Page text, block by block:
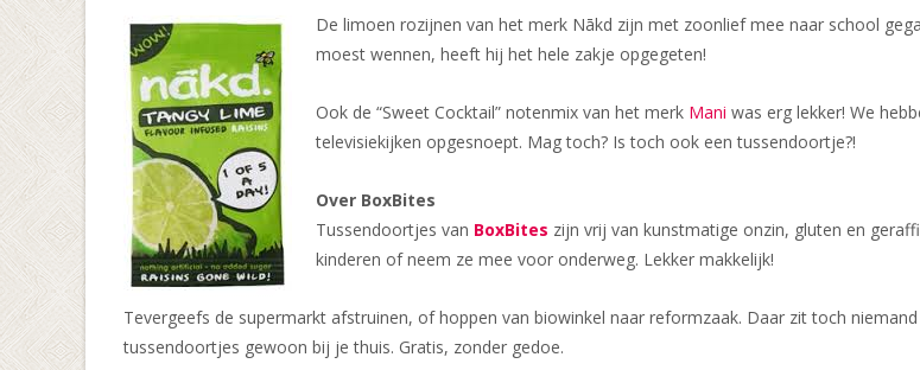
De limoen rozijnen van het merk Nākd zijn met zoonlief mee naar school
moest wennen, heeft hij het hele zakje opgegeten!
Ook de “Sweet Cocktail” notenmix van het merk Mani was erg lekker! We
televisiekijken opgesnoept. Mag toch? Is toch ook een tussendoortje?!
Over BoxBites
Tussendoortjes van BoxBites zijn vrij van kunstmatige onzin, gluten en
kinderen of neem ze mee voor onderweg. Lekker makkelijk!
Tevergeefs de supermarkt afstruinen, of hoppen van biowinkel naar reformzaak. Daar zit toch
tussendoortjes gewoon bij je thuis. Gratis, zonder gedoe.